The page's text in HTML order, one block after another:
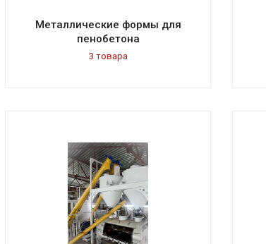
Металлические формы для
пенобетона
3 товара